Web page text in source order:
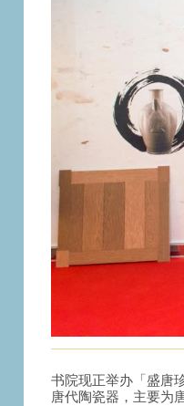
书院现正举办「盛唐
唐代陶瓷器，主要为